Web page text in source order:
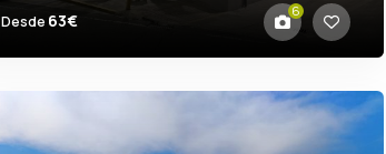
Desde 63€ 6